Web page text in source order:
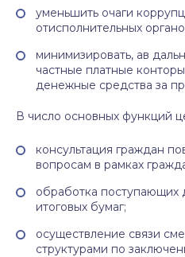
уменьшить очаги
отисполнительных
минимизировать, ав
частные платные
денежные средства за
В число основных функций
консультация граждан
вопросам в рамках
обработка поступающих
итоговых бумаг;
осуществление связи
структурами по